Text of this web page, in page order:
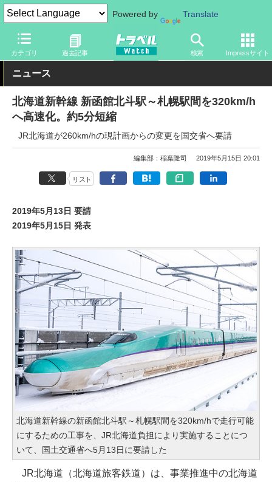
Powered by Translate
カテゴリ 過去記事 検索 Impressサイト
トラベル Watch 地域 国内旅行 北海道
ニュース
北海道新幹線 新函館北斗駅～札幌駅間を320km/h
へ高速化。約5分短縮
JR北海道が260km/hの現計画からの変更を国交省へ要請
編集部：稲葉隆司 2019年5月15日 20:01
リスト
2019年5月13日 要請
2019年5月15日 発表
北海道新幹線の新函館北斗駅～札幌駅間を320km/hで走行可能
にするための工事を、JR北海道負担により実施することにつ
いて、国土交通省へ5月13日に要請した
JR北海道（北海道旅客鉄道）は、事業推進中の北海道